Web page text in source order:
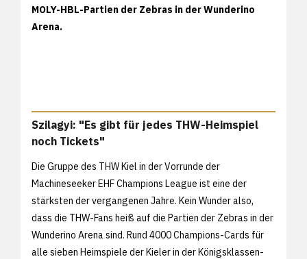
MOLY-HBL-Partien der Zebras in der Wunderino
Arena.
Szilagyi: "Es gibt für jedes THW-Heimspiel
noch Tickets"
Die Gruppe des THW Kiel in der Vorrunde der
Machineseeker EHF Champions League ist eine der
stärksten der vergangenen Jahre. Kein Wunder also,
dass die THW-Fans heiß auf die Partien der Zebras in der
Wunderino Arena sind. Rund 4000 Champions-Cards für
alle sieben Heimspiele der Kieler in der Königsklassen-